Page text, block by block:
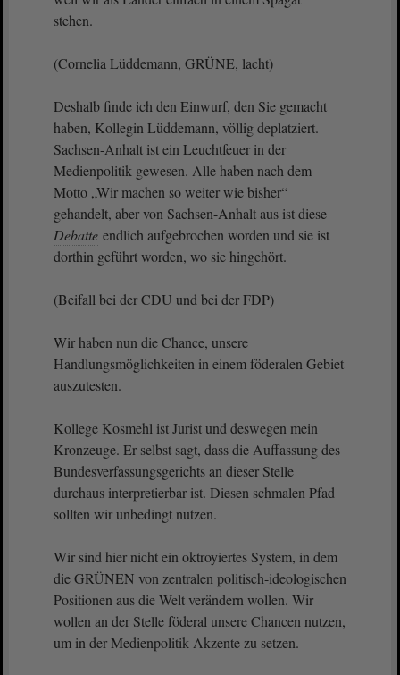
stehen.
(Cornelia Lüddemann, GRÜNE, lacht)
Deshalb finde ich den Einwurf, den Sie gemacht
haben, Kollegin Lüddemann, völlig deplatziert.
Sachsen-Anhalt ist ein Leuchtfeuer in der
Medienpolitik gewesen. Alle haben nach dem
Motto „Wir machen so weiter wie bisher“
gehandelt, aber von Sachsen-Anhalt aus ist diese
Debatte endlich aufgebrochen worden und sie ist
dorthin geführt worden, wo sie hingehört.
(Beifall bei der CDU und bei der FDP)
Wir haben nun die Chance, unsere
Handlungsmöglichkeiten in einem föderalen Gebiet
auszutesten.
Kollege Kosmehl ist Jurist und deswegen mein
Kronzeuge. Er selbst sagt, dass die Auffassung des
Bundesverfassungsgerichts an dieser Stelle
durchaus interpretierbar ist. Diesen schmalen Pfad
sollten wir unbedingt nutzen.
Wir sind hier nicht ein oktroyiertes System, in dem
die GRÜNEN von zentralen politisch-ideologischen
Positionen aus die Welt verändern wollen. Wir
wollen an der Stelle föderal unsere Chancen nutzen,
um in der Medienpolitik Akzente zu setzen.